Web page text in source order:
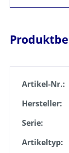
Artikel-Nr.:
Hersteller:
Serie:
Artikeltyp: